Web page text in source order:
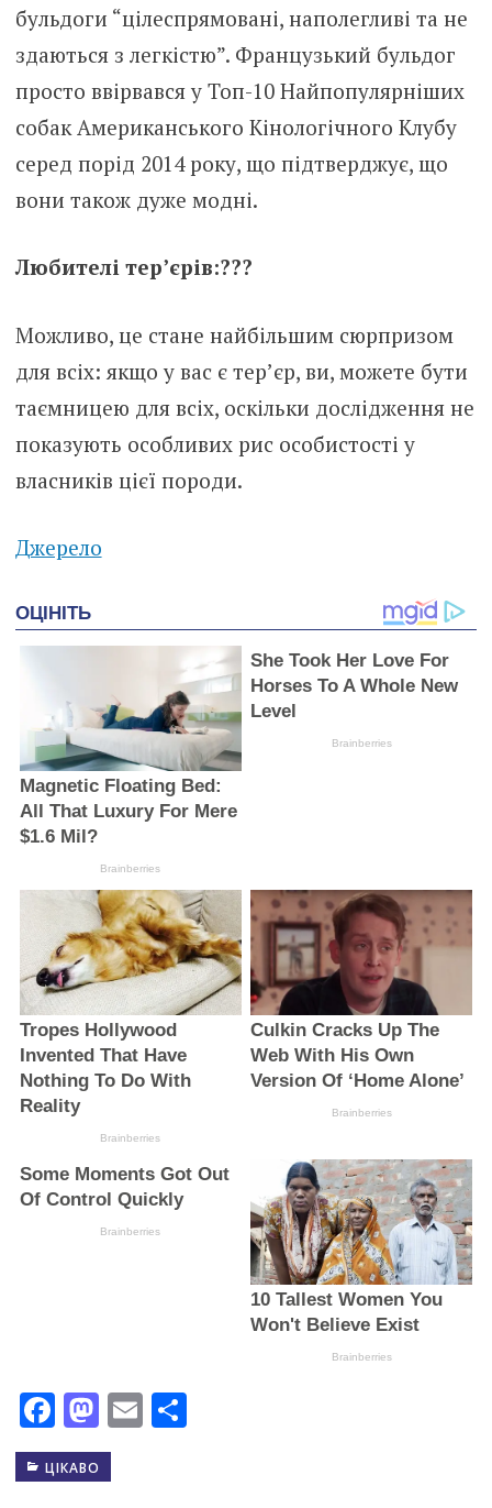
бульдоги “цілеспрямовані, наполегливі та не
здаються з легкістю”. Французький бульдог
просто ввірвався у Топ-10 Найпопулярніших
собак Американського Кінологічного Клубу
серед порід 2014 року, що підтверджує, що
вони також дуже модні.
Любителі тер’єрів:???
Можливо, це стане найбільшим сюрпризом
для всіх: якщо у вас є тер’єр, ви, можете бути
таємницею для всіх, оскільки дослідження не
показують особливих рис особистості у
власників цієї породи.
Джерело
Facebook
Mastodon
EmailПоділитися
ЦІКАВО